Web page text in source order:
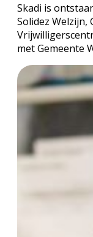
Skadi is
Solidez Welzijn,
met Gemeente